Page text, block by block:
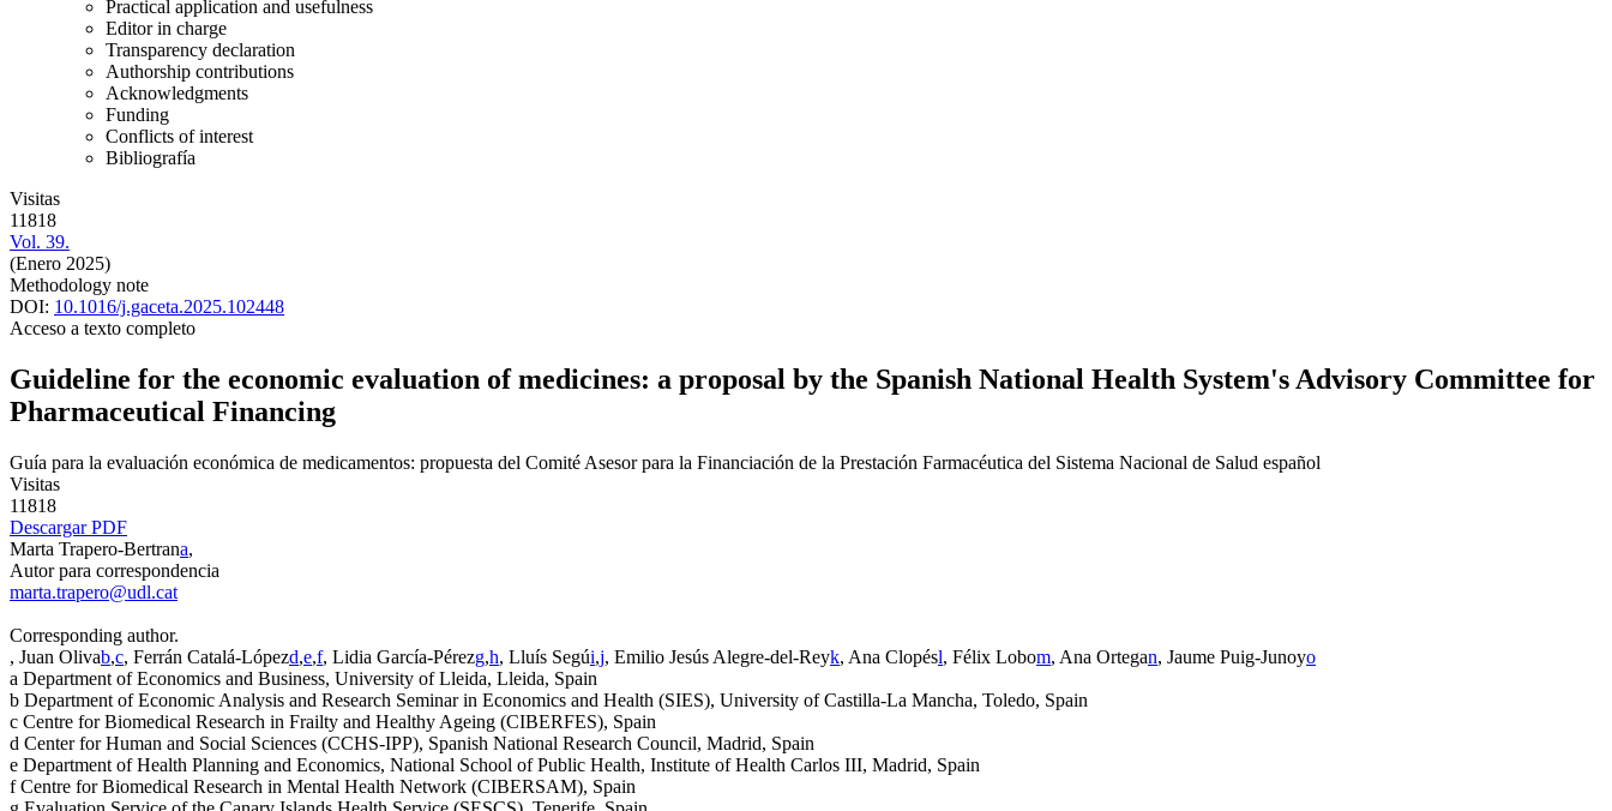
Practical application and usefulness
Editor in charge
Transparency declaration
Authorship contributions
Acknowledgments
Funding
Conflicts of interest
Bibliografía
Visitas
11818
Vol. 39.
(Enero 2025)
Methodology note
DOI: 10.1016/j.gaceta.2025.102448
Acceso a texto completo
Guideline for the economic evaluation of medicines: a proposal by the Spanish National Health System's Advisory Committee for
Pharmaceutical Financing
Guía para la evaluación económica de medicamentos: propuesta del Comité Asesor para la Financiación de la Prestación Farmacéutica del Sistema Nacional de Salud español
Visitas
11818
Descargar PDF
Marta Trapero-Bertrana,
Autor para correspondencia
marta.trapero@udl.cat
Corresponding author.
, Juan Olivab,c, Ferrán Catalá-Lópezd,e,f, Lidia García-Pérezg,h, Lluís Segúi,j, Emilio Jesús Alegre-del-Reyk, Ana Clopésl, Félix Lobom, Ana Ortegan, Jaume Puig-Junoyo
a Department of Economics and Business, University of Lleida, Lleida, Spain
b Department of Economic Analysis and Research Seminar in Economics and Health (SIES), University of Castilla-La Mancha, Toledo, Spain
c Centre for Biomedical Research in Frailty and Healthy Ageing (CIBERFES), Spain
d Center for Human and Social Sciences (CCHS-IPP), Spanish National Research Council, Madrid, Spain
e Department of Health Planning and Economics, National School of Public Health, Institute of Health Carlos III, Madrid, Spain
fCentre for Biomedical Research in Mental Health Network (CIBERSAM), Spain